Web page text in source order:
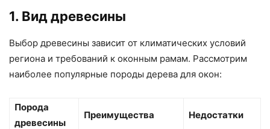
1. Вид древесины
Выбор древесины зависит от климатических условий
региона и требований к оконным рамам. Рассмотрим
наиболее популярные породы дерева для окон:
Порода
древесины
Преимущества Недостатки